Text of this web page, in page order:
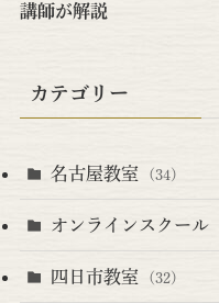
講師が解説
カテゴリー
名古屋教室 (34)
オンラインスクール
四日市教室 (32)